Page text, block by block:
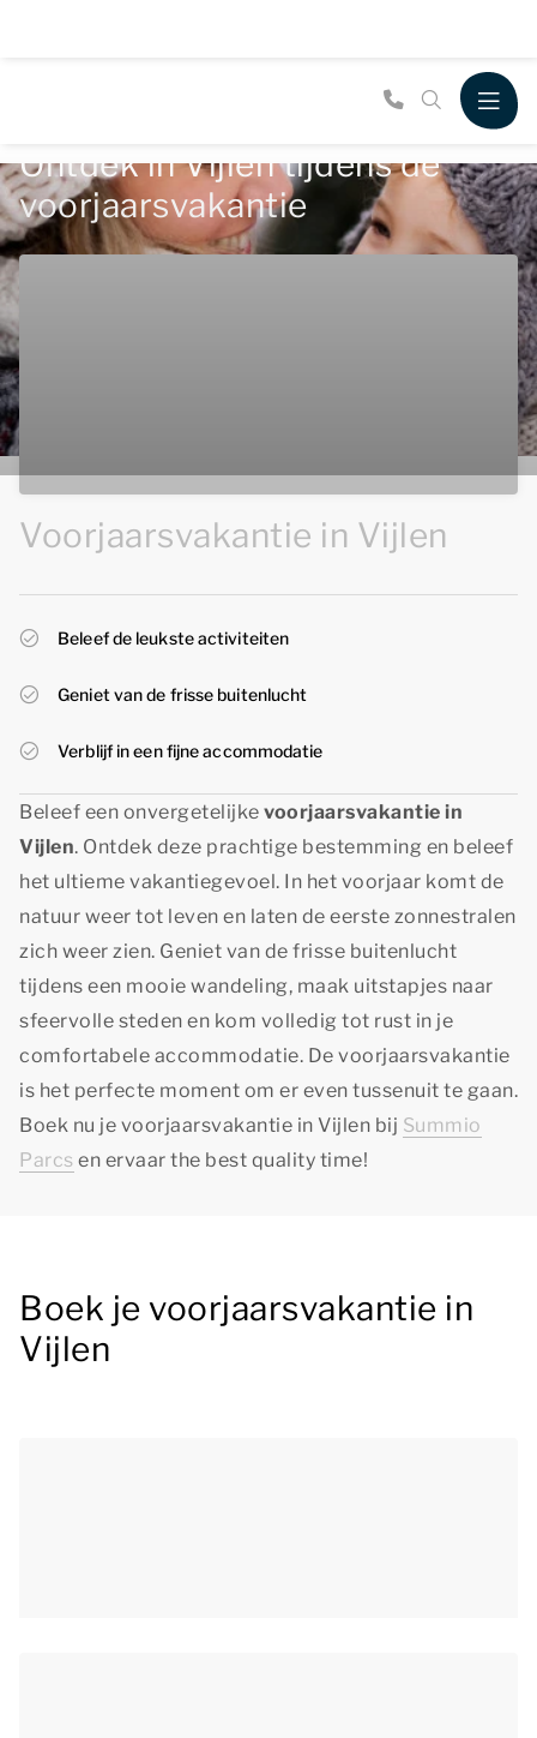
Ontdek in Vijlen tijdens de
voorjaarsvakantie
Voorjaarsvakantie in Vijlen
Beleef de leukste activiteiten
Geniet van de frisse buitenlucht
Verblijf in een fijne accommodatie
Beleef een onvergetelijke voorjaarsvakantie in
Vijlen. Ontdek deze prachtige bestemming en beleef
het ultieme vakantiegevoel. In het voorjaar komt de
natuur weer tot leven en laten de eerste zonnestralen
zich weer zien. Geniet van de frisse buitenlucht
tijdens een mooie wandeling, maak uitstapjes naar
sfeervolle steden en kom volledig tot rust in je
comfortabele accommodatie. De voorjaarsvakantie
is het perfecte moment om er even tussenuit te gaan.
Boek nu je voorjaarsvakantie in Vijlen bij Summio
Parcs en ervaar the best quality time!
Boek je voorjaarsvakantie in
Vijlen